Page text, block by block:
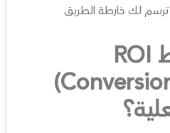
ترسم لك خارطة الطريق
كيف يمكن ربط ROI
بالتحويلات (Conversions)